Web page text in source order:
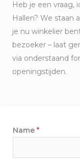
Heb je een vraag,
Hallen? We staan
je nu winkelier
bezoeker – laat
via onderstaand
openingstijden.
Name *